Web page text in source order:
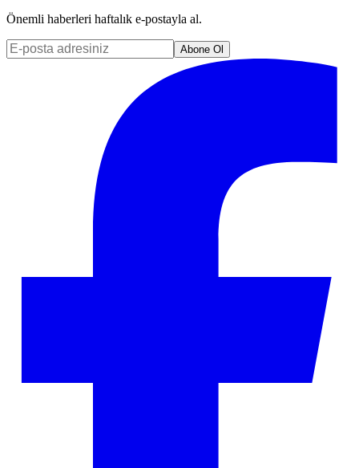
Önemli haberleri haftalık e-postayla al.
Abone Ol